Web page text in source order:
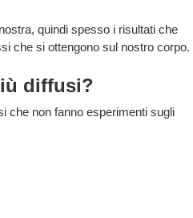
quindi spesso i risultati che
che si ottengono sul nostro corpo.
diffusi?
che non fanno esperimenti sugli